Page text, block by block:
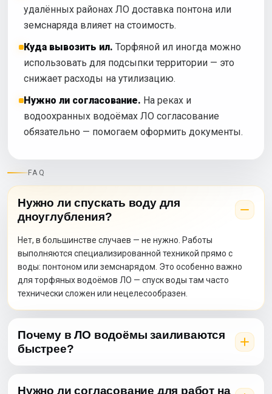
удалённых районах ЛО доставка понтона или
земснаряда влияет на стоимость.
Куда вывозить ил. Торфяной ил иногда можно
использовать для подсыпки территории — это
снижает расходы на утилизацию.
Нужно ли согласование. На реках и
водоохранных водоёмах ЛО согласование
обязательно — помогаем оформить документы.
FAQ
Нужно ли спускать воду для
дноуглубления?
Нет, в большинстве случаев — не нужно. Работы
выполняются специализированной техникой прямо с
воды: понтоном или земснарядом. Это особенно важно
для торфяных водоёмов ЛО — спуск воды там часто
технически сложен или нецелесообразен.
Почему в ЛО водоёмы заиливаются
быстрее?
Нужно ли согласование для работ на